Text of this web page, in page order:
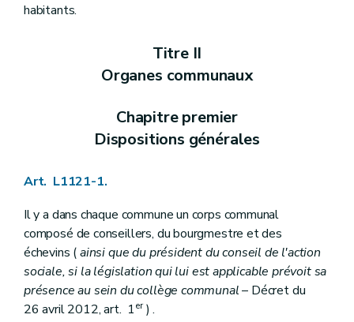
Art. L1124-21
Art. L1124-22
Art. L1124-23
Art. L1124-25
Art. L1124-26
Art. L1124-27
Art. L1124-32
Art. L1124-33
Art. L1124-34
Art. L1124-35
Art. L1124-36
Art. L1124-37
Art. L1124-38
habitants.
Titre II
Organes communaux
Chapitre premier
Dispositions générales
Art. L1121-1.
Il y a dans chaque commune un corps communal
composé de conseillers, du bourgmestre et des
échevins (ainsi que du président du conseil de l'action
sociale, si la législation qui lui est applicable prévoit sa
présence au sein du collège communal– Décret du
26 avril 2012, art. 1er) .